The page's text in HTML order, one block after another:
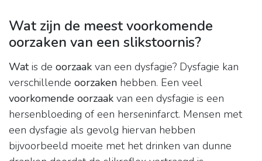
Wat zijn de meest voorkomende
oorzaken van een slikstoornis?
Watis de oorzaak van een dysfagie? Dysfagie kan
verschillende oorzaken hebben. Een veel
voorkomende oorzaak van een dysfagie is een
hersenbloeding of een herseninfarct. Mensen met
een dysfagie als gevolg hiervan hebben
bijvoorbeeld moeite met het drinken van dunne